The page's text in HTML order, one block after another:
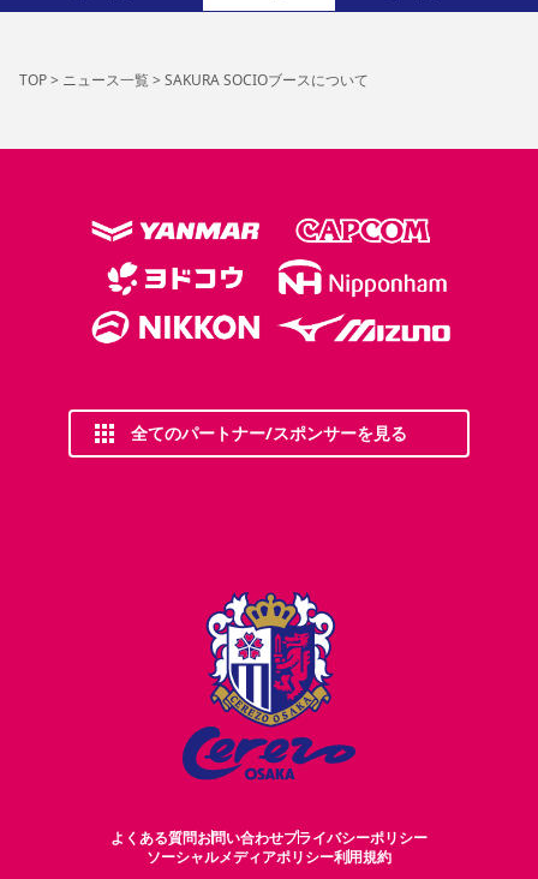
TOP> ニュース一覧> SAKURA SOCIOブースについて
全てのパートナー/スポンサーを見る
よくある質問お問い合わせプライバシーポリシー
ソーシャルメディアポリシー利用規約